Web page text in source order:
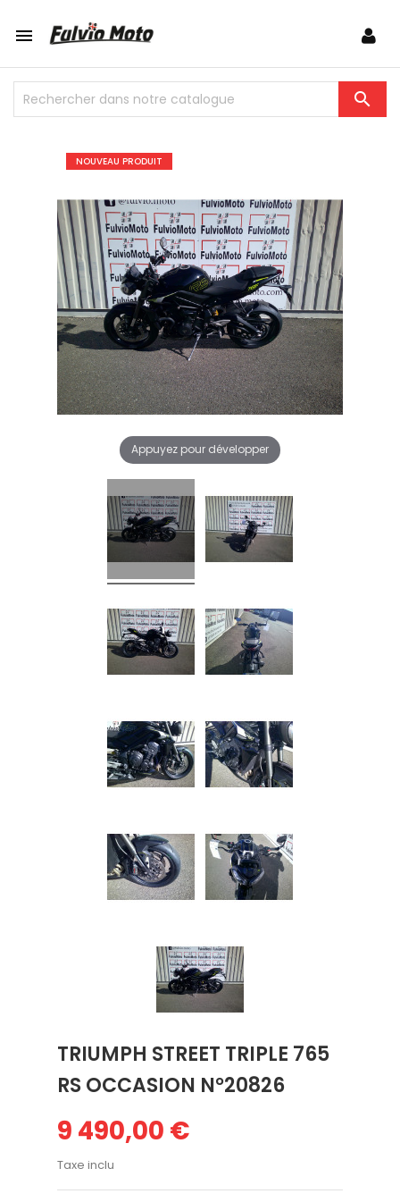


NOUVEAU PRODUIT
Appuyez pour développer
TRIUMPH STREET TRIPLE 765
RS OCCASION N°20826
9 490,00 €
Taxe inclu